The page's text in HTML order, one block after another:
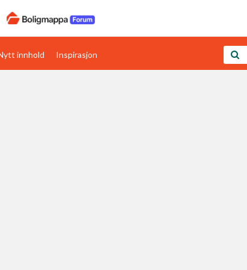
Boligens papirer
innhold Inspirasjon